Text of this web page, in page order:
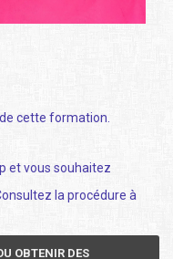
cette formation.
et vous souhaitez
la procédure à
OBTENIR DES